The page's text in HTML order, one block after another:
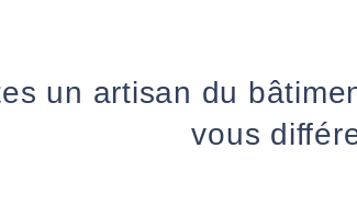
un artisan du
vous